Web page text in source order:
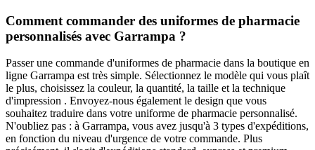
Comment commander des uniformes de pharmacie
personnalisés avec Garrampa ?
Passer une commande d'uniformes de pharmacie dans la boutique en
ligne Garrampa est très simple. Sélectionnez le modèle qui vous plaît
le plus, choisissez la couleur, la quantité, la taille et la technique
d'impression . Envoyez-nous également le design que vous
souhaitez traduire dans votre uniforme de pharmacie personnalisé.
N'oubliez pas : à Garrampa, vous avez jusqu'à 3 types d'expéditions,
en fonction du niveau d'urgence de votre commande. Plus